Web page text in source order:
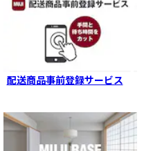
配送商品事前登録サービス